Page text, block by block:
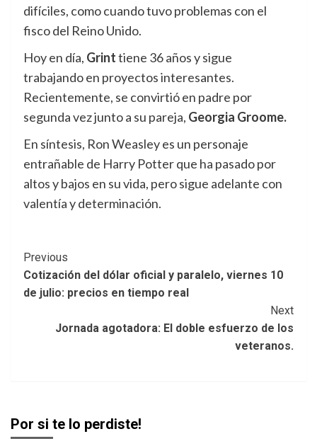
difíciles, como cuando tuvo problemas con el
fisco del Reino Unido.
Hoy en día, Grinttiene 36 años y sigue
trabajando en proyectos interesantes.
Recientemente, se convirtió en padre por
segunda vez junto a su pareja, Georgia Groome.
En síntesis, Ron Weasley es un personaje
entrañable de Harry Potter que ha pasado por
altos y bajos en su vida, pero sigue adelante con
valentía y determinación.
Post
Navigation
Previous
Cotización del dólar oficial y paralelo, viernes 10
de julio: precios en tiempo real
Next
Jornada agotadora: El doble esfuerzo de los
veteranos.
Por si te lo perdiste!